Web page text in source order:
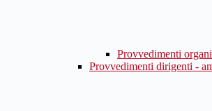
Provvedimenti
Provvedimenti dirigenti -